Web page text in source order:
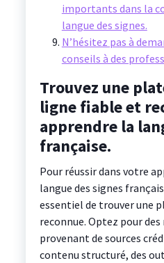
importants dans la
langue des signes.
N’hésitez pas à
conseils à des
Trouvez une
ligne fiable et
apprendre la
française.
Pour réussir dans votre
langue des signes
essentiel de trouver une
reconnue. Optez pour
provenant de sources
contenu structuré, des